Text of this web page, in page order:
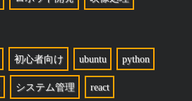
初心者向け ubuntu python
システム管理 react